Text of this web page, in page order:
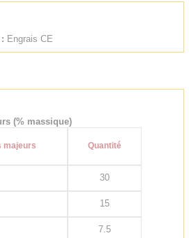
Engrais CE
(% massique)
majeurs Quantité
30
15
7.5